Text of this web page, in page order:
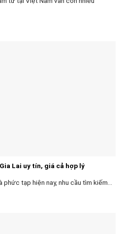
Lai uy tín, giá cả hợp lý
tạp hiện nay, nhu cầu tìm kiếm...